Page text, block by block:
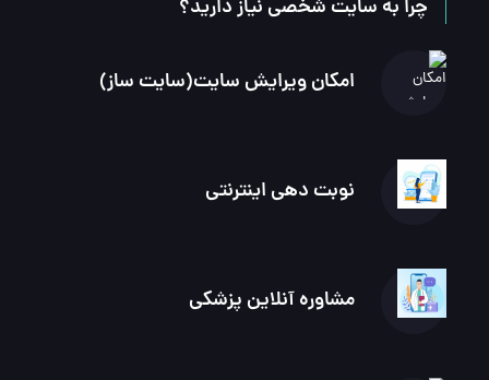
چرا به سایت شخصی نیاز دارید؟
امکان ویرایش سایت(سایت ساز)
نوبت دهی اینترنتی
مشاوره آنلاین پزشکی